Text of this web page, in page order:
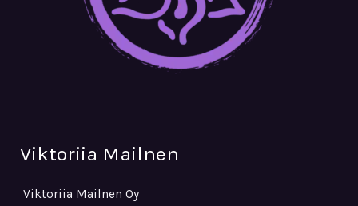
Viktoriia Mailnen
Viktoriia Mailnen Oy